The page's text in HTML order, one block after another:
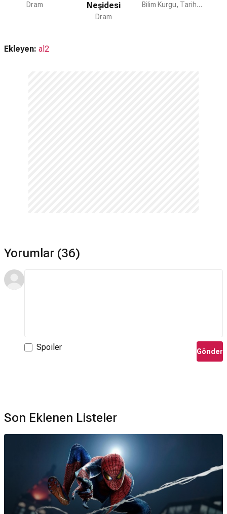
Dram Neşidesi
Dram
Bilim Kurgu, Tarih, Dram
Ekleyen: al2
Yorumlar (36)
Spoiler Gönder
Son Eklenen Listeler